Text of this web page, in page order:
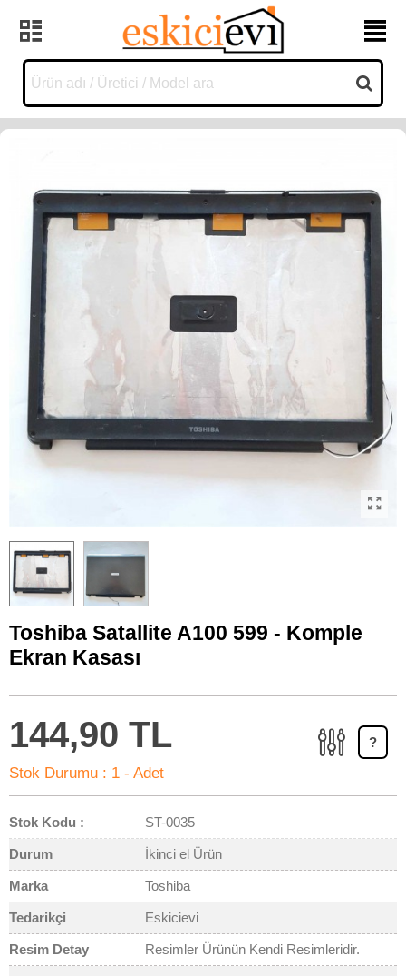
Toshiba Satallite A100 599 - Komple
Ekran Kasası
144,90 TL
Stok Durumu : 1 - Adet
?
Stok Kodu : ST-0035
Durum İkinci el Ürün
Marka Toshiba
Tedarikçi Eskicievi
Resim Detay Resimler Ürünün Kendi Resimleridir.